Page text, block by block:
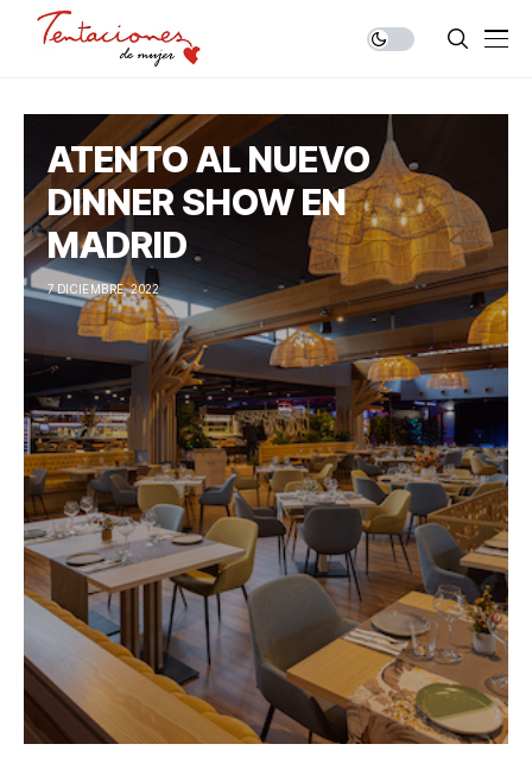
ATENTO AL NUEVO
DINNER SHOW EN
MADRID
7 DICIEMBRE, 2022